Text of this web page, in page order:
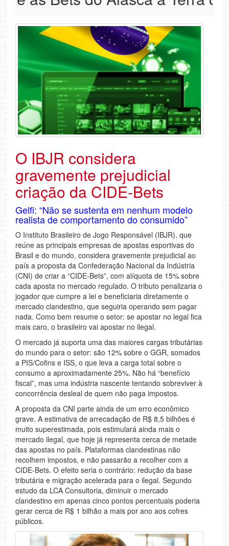
O IBJR considera
gravemente prejudicial
criação da CIDE-Bets
Gelfi: “Não se sustenta em nenhum modelo
realista de comportamento do consumido”
O Instituto Brasileiro de Jogo Responsável (IBJR), que
reúne as principais empresas de apostas esportivas do
Brasil e do mundo, considera gravemente prejudicial ao
país a proposta da Confederação Nacional da Indústria
(CNI) de criar a “CIDE-Bets”, com alíquota de 15% sobre
cada aposta no mercado regulado. O tributo penalizaria o
jogador que cumpre a lei e beneficiaria diretamente o
mercado clandestino, que seguiria operando sem pagar
nada. Como bem resume o setor: se apostar no legal fica
mais caro, o brasileiro vai apostar no ilegal.
O mercado já suporta uma das maiores cargas tributárias
do mundo para o setor: são 12% sobre o GGR, somados
a PIS/Cofins e ISS, o que leva a carga total sobre o
consumo a aproximadamente 25%. Não há “benefício
fiscal”, mas uma indústria nascente tentando sobreviver à
concorrência desleal de quem não paga impostos.
A proposta da CNI parte ainda de um erro econômico
grave. A estimativa de arrecadação de R$ 8,5 bilhões é
muito superestimada, pois estimulará ainda mais o
mercado ilegal, que hoje já representa cerca de metade
das apostas no país. Plataformas clandestinas não
recolhem impostos, e não passarão a recolher com a
CIDE-Bets. O efeito seria o contrário: redução da base
tributária e migração acelerada para o ilegal. Segundo
estudo da LCA Consultoria, diminuir o mercado
clandestino em apenas cinco pontos percentuais poderia
gerar cerca de R$ 1 bilhão a mais por ano aos cofres
públicos.